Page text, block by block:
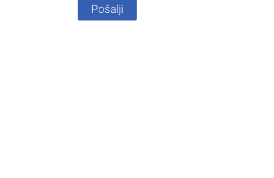
Pošalji